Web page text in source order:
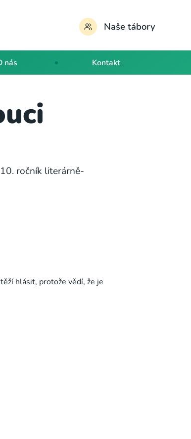
Naše tábory
nás Kontakt
ročník literárně-
hlásit, protože vědí, že je